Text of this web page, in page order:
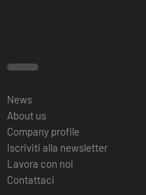
News
About us
Company profile
Iscriviti alla newsletter
Lavora con noi
Contattaci